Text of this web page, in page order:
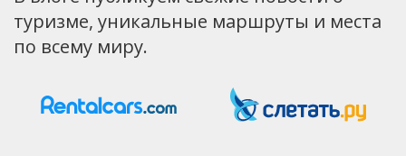
туризме, уникальные маршруты и места
по всему миру.